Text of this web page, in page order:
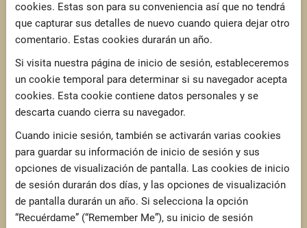
cookies. Estas son para su conveniencia así que no tendrá
que capturar sus detalles de nuevo cuando quiera dejar otro
comentario. Estas cookies durarán un año.
Si visita nuestra página de inicio de sesión, estableceremos
un cookie temporal para determinar si su navegador acepta
cookies. Esta cookie contiene datos personales y se
descarta cuando cierra su navegador.
Cuando inicie sesión, también se activarán varias cookies
para guardar su información de inicio de sesión y sus
opciones de visualización de pantalla. Las cookies de inicio
de sesión durarán dos días, y las opciones de visualización
de pantalla durarán un año. Si selecciona la opción
“Recuérdame” (“Remember Me”), su inicio de sesión